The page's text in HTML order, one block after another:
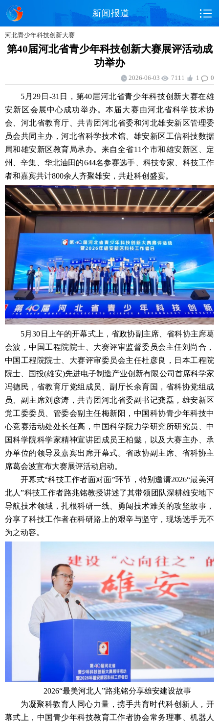
新闻报道
河北青少年科技创新大赛
第40届河北省青少年科技创新大赛展评活动成
功举办
2026-06-03 7111 1 0
5月29日-31日，第40届河北省青少年科技创新大赛在雄
安新区会展中心成功举办。本届大赛由河北省科学技术协
会、河北省教育厅、共青团河北省委和河北雄安新区管理委
员会共同主办，河北省科学技术馆、雄安新区工信科技数据
局和雄安新区教育局承办。来自全省11个市和雄安新区、定
州、辛集、华北油田的644名参赛选手、科技专家、科技工作
者和嘉宾共计800余人齐聚雄安，共赴科创盛宴。
5月30日上午的开幕式上，省政协副主席、省科协主席葛
会波，中国工程院院士、大赛评审监督委员会主任刘尚合，
中国工程院院士、大赛评审委员会主任杜彦良，日本工程院
院士、国投(雄安)先进电子制造产业创新有限公司首席科学家
冯德民，省教育厅党组成员、副厅长余育国，省科协党组成
员、副主席刘彦涛，共青团河北省委副书记龚磊，雄安新区
党工委委员、管委会副主任梅新阳，中国科协青少年科技中
心竞赛活动处处长任高，中国科学院力学研究所研究员、中
国科学院科学家精神宣讲团成员王柏懿，以及大赛主办、承
办单位的领导及嘉宾出席开幕式。省政协副主席、省科协主
席葛会波宣布大赛展评活动启动。
开幕式“科技工作者面对面”环节，特别邀请2026“最美河
北人”科技工作者路兆铭教授讲述了其带领团队深耕雄安地下
导航技术领域，扎根科研一线、勇闯技术难关的攻坚故事，
分享了科技工作者在科研路上的艰辛与坚守，现场选手无不
为之动容。
2026“最美河北人”路兆铭分享雄安建设故事
为凝聚科教育人同心力量，携手共育时代科创新人，开
幕式上，中国青少年科技教育工作者协会‌常务理事、机器人